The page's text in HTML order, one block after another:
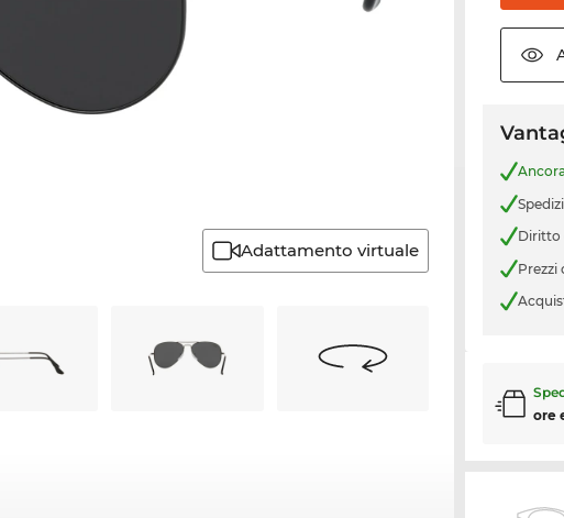
Adattamento virtuale
Diritto
Prezzi
ore